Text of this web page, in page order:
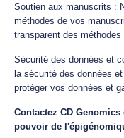
Soutien aux manuscrits :
méthodes de vos
transparent des
Sécurité des données et
la sécurité des données
protéger vos données et
Contactez CD
pouvoir de